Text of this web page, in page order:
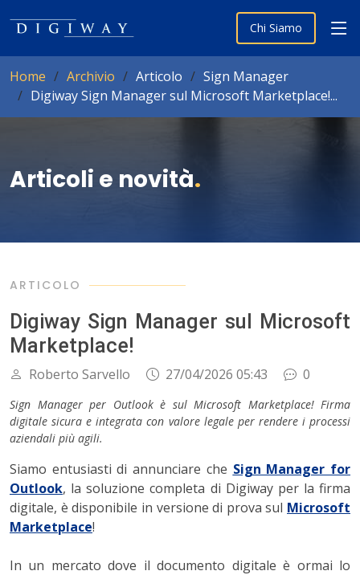
Chi Siamo
Home Archivio Articolo
Sign Manager
Digiway Sign Manager sul Microsoft Marketplace!...
Articoli e novità.
ARTICOLO
Digiway Sign Manager sul Microsoft
Marketplace!
Roberto Sarvello 27/04/2026 05:43 0
Sign Manager per Outlook è sul Microsoft Marketplace! Firma
digitale sicura e integrata con valore legale per rendere i processi
aziendali più agili.
Siamo entusiasti di annunciare che Sign Manager for
Outlook, la soluzione completa di Digiway per la firma
digitale, è disponibile in versione di prova sul Microsoft
Marketplace!
In un mercato dove il documento digitale è ormai lo